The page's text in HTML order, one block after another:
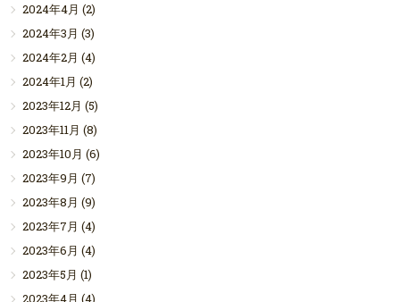
2024年4月 (2)
2024年3月 (3)
2024年2月 (4)
2024年1月 (2)
2023年12月 (5)
2023年11月 (8)
2023年10月 (6)
2023年9月 (7)
2023年8月 (9)
2023年7月 (4)
2023年6月 (4)
2023年5月 (1)
2023年4月 (4)